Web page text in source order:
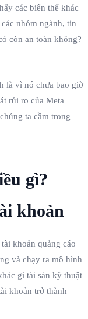
các biến thể khác
nhóm ngành, tin
còn an toàn không?
là vì nó chưa bao giờ
rủi ro của Meta
ta cầm trong
gì?
khoản
khoản quảng cáo
và chạy ra mô hình
gì tài sản kỹ thuật
khoản trở thành